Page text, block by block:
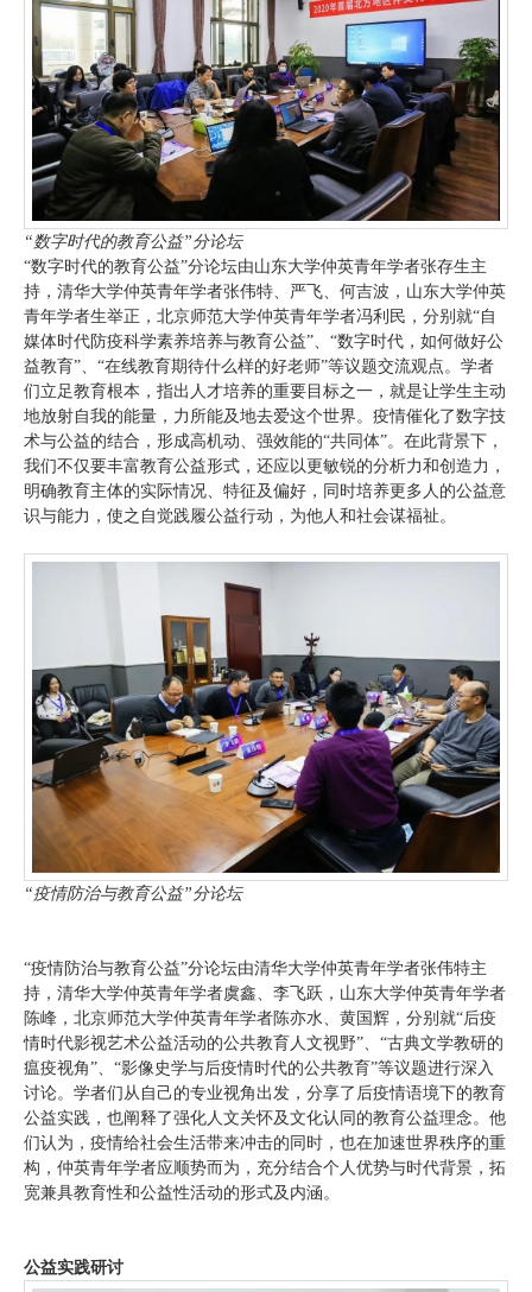
“数字时代的教育公益”分论坛
“数字时代的教育公益”分论坛由山东大学仲英青年学者张存生主
持，清华大学仲英青年学者张伟特、严飞、何吉波，山东大学仲英
青年学者生举正，北京师范大学仲英青年学者冯利民，分别就“自
媒体时代防疫科学素养培养与教育公益”、“数字时代，如何做好公
益教育”、“在线教育期待什么样的好老师”等议题交流观点。学者
们立足教育根本，指出人才培养的重要目标之一，就是让学生主动
地放射自我的能量，力所能及地去爱这个世界。疫情催化了数字技
术与公益的结合，形成高机动、强效能的“共同体”。在此背景下，
我们不仅要丰富教育公益形式，还应以更敏锐的分析力和创造力，
明确教育主体的实际情况、特征及偏好，同时培养更多人的公益意
识与能力，使之自觉践履公益行动，为他人和社会谋福祉。
“疫情防治与教育公益”分论坛
“疫情防治与教育公益”分论坛由清华大学仲英青年学者张伟特主
持，清华大学仲英青年学者虞鑫、李飞跃，山东大学仲英青年学者
陈峰，北京师范大学仲英青年学者陈亦水、黄国辉，分别就“后疫
情时代影视艺术公益活动的公共教育人文视野”、“古典文学教研的
瘟疫视角”、“影像史学与后疫情时代的公共教育”等议题进行深入
讨论。学者们从自己的专业视角出发，分享了后疫情语境下的教育
公益实践，也阐释了强化人文关怀及文化认同的教育公益理念。他
们认为，疫情给社会生活带来冲击的同时，也在加速世界秩序的重
构，仲英青年学者应顺势而为，充分结合个人优势与时代背景，拓
宽兼具教育性和公益性活动的形式及内涵。
公益实践研讨